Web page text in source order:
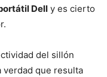
Dell y es cierto
del sillón
verdad que resulta